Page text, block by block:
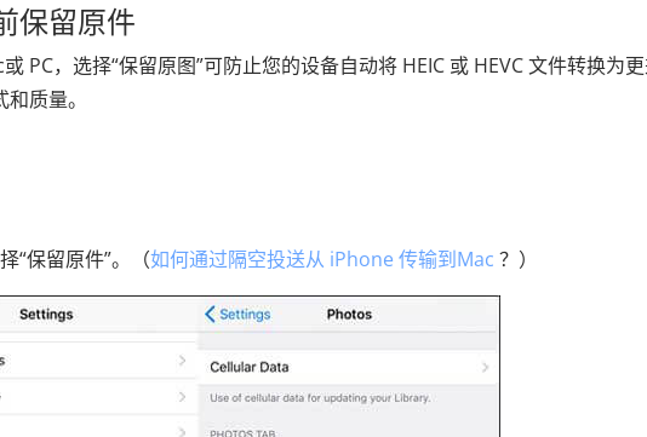
保留原件
PC，选择“保留原图”可防止您的设备自动将 HEIC 或 HEVC 文件转换为
质量。
“保留原件”。（如何通过隔空投送从 iPhone 传输到Mac ？）